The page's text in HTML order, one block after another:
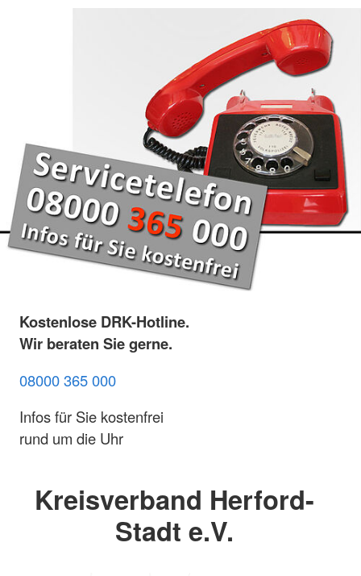
Kostenlose DRK-Hotline.
Wir beraten Sie gerne.
08000 365 000
Infos für Sie kostenfrei
rund um die Uhr
Kreisverband Herford-
Stadt e.V.